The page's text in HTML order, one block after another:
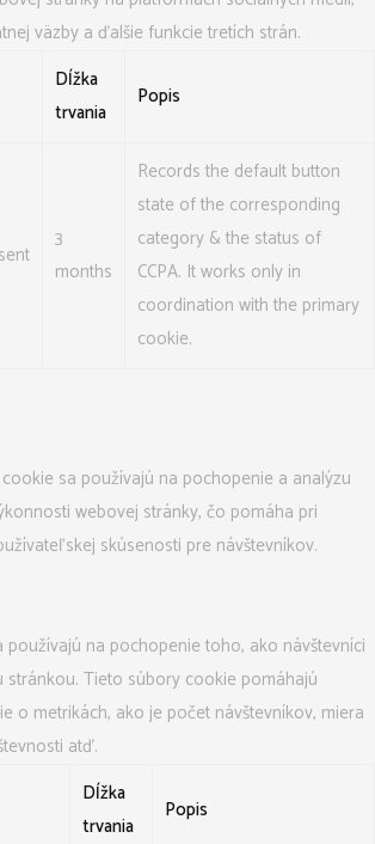
väzby a ďalšie funkcie tretích strán.
Dĺžka
trvania
Popis
3
months
Records the default button
state of the corresponding
category & the status of
CCPA. It works only in
coordination with the primary
cookie.
sa používajú na pochopenie a analýzu
webovej stránky, čo pomáha pri
skúsenosti pre návštevníkov.
na pochopenie toho, ako návštevníci
stránkou. Tieto súbory cookie pomáhajú
o metrikách, ako je počet návštevníkov, miera
atď.
Dĺžka
trvania
Popis